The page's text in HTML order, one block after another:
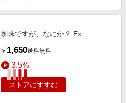
蜘蛛ですが、なにか？ Ex
￥ 1,650送料無料
3.5%
ストアにすすむ